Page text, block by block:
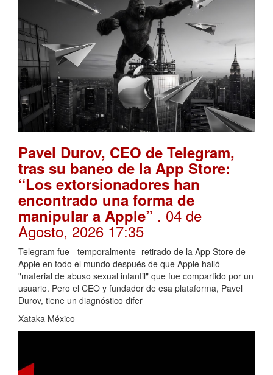
Pavel Durov, CEO de Telegram,
tras su baneo de la App Store:
“Los extorsionadores han
encontrado una forma de
manipular a Apple” . 04 de
Agosto, 2026 17:35
Telegram fue -temporalmente- retirado de la App Store de
Apple en todo el mundo después de que Apple halló
"material de abuso sexual infantil" que fue compartido por un
usuario. Pero el CEO y fundador de esa plataforma, Pavel
Durov, tiene un diagnóstico difer
Xataka México